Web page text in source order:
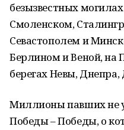
безызвестных
Смоленском,
Севастополем и
Берлином и Веной, на
берегах Невы,
Миллионы павших не
Победы – Победы, о